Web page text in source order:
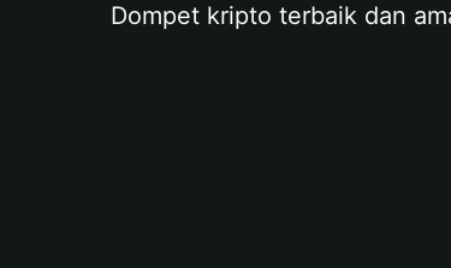
Dompet kripto terbaik dan